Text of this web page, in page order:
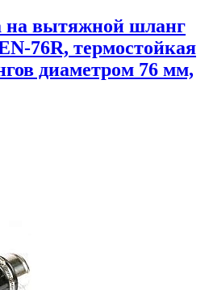
на вытяжной шланг
76R, термостойкая
диаметром 76 мм,